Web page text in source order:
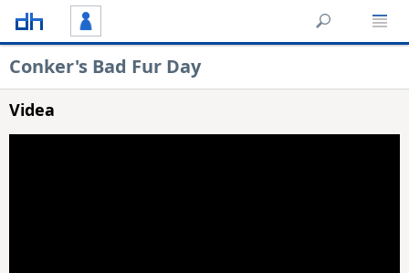
Conker's Bad Fur Day
Videa